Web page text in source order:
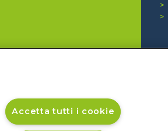
>
>
Accetta tutti i cookie